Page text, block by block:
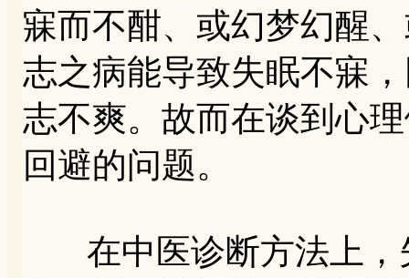
寐而不酣、或幻梦幻醒
志之病能导致失眠不寐
志不爽。故而在谈到心
回避的问题。
在中医诊断方法上，